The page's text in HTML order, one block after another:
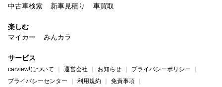
中古車検索
新車見積り 車買取
楽しむ
マイカー
みんカラ
サービス
carview!について 運営会社 お知らせ
プライバシーポリシー
プライバシーセンター
利用規約 免責事項